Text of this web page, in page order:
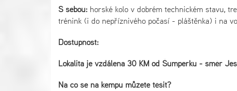
S sebou:horské kolo v dobrém technickém stavu,
trénink (i do nepříznivého počasí - pláštěnka) i na
Dostupnost:
Lokalita je vzdálena 30 KM od Šumperku - směr
Na co se na kempu můžete těšit?